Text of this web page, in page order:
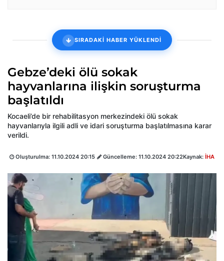
SIRADAKİ HABER YÜKLENDİ
Gebze’deki ölü sokak
hayvanlarına ilişkin soruşturma
başlatıldı
Kocaeli’de bir rehabilitasyon merkezindeki ölü sokak
hayvanlarıyla ilgili adli ve idari soruşturma başlatılmasına karar
verildi.
Oluşturulma: 11.10.2024 20:15 Güncelleme: 11.10.2024 20:22Kaynak: İHA